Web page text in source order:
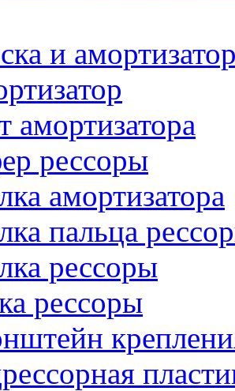
и
амортизатора
рессоры
амортизатора
пальца
рессоры
рессоры